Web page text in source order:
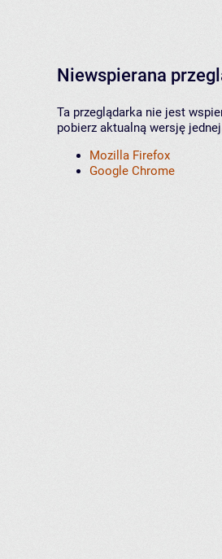
Niewspierana
Ta przeglądarka nie jest
pobierz aktualną wersję
Mozilla Firefox
Google Chrome